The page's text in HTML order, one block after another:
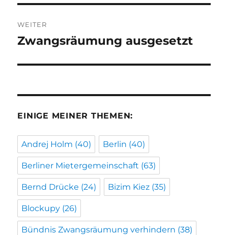
WEITER
Nächster
Zwangsräumung ausgesetzt
EINIGE MEINER THEMEN:
Andrej Holm (40) Berlin (40)
Berliner Mietergemeinschaft (63)
Bernd Drücke (24) Bizim Kiez (35)
Blockupy (26)
Bündnis Zwangsräumung verhindern (38)